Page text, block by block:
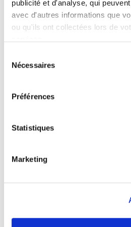
publicité et d'analyse, qui
avec d'autres informations que
ou qu'ils ont collectées lors de
Nécessaires
Préférences
Statistiques
Marketing
Rome, promenades
Eduquer pour le climat ?